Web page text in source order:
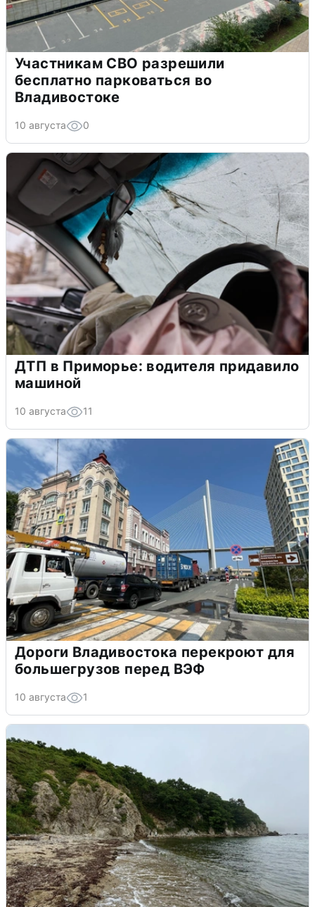
Участникам СВО разрешили
бесплатно парковаться во
Владивостоке
10 августа 0
ДТП в Приморье: водителя придавило
машиной
10 августа 11
Дороги Владивостока перекроют для
большегрузов перед ВЭФ
10 августа 1